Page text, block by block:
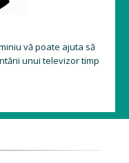
vă poate ajuta să
unui televizor timp